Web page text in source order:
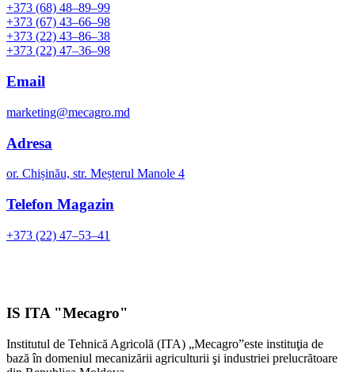
+373 (68) 48–89–99
+373 (67) 43–66–98
+373 (22) 43–86–38
+373 (22) 47–36–98
Email
marketing@mecagro.md
Adresa
or. Chișinău, str. Meșterul Manole 4
Telefon Magazin
+373 (22) 47–53–41
IS ITA "Mecagro"
Institutul de Tehnică Agricolă (ITA) „Mecagro”este instituţia de
bază în domeniul mecanizării agriculturii şi industriei prelucrătoare